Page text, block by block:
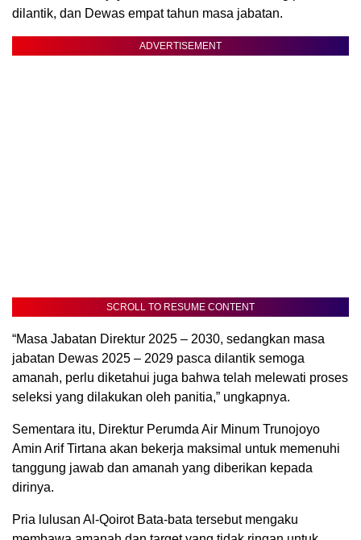
dilantik, dan Dewas empat tahun masa jabatan.
ADVERTISEMENT
SCROLL TO RESUME CONTENT
“Masa Jabatan Direktur 2025 – 2030, sedangkan masa
jabatan Dewas 2025 – 2029 pasca dilantik semoga
amanah, perlu diketahui juga bahwa telah melewati proses
seleksi yang dilakukan oleh panitia,” ungkapnya.
Sementara itu, Direktur Perumda Air Minum Trunojoyo
Amin Arif Tirtana akan bekerja maksimal untuk memenuhi
tanggung jawab dan amanah yang diberikan kepada
dirinya.
Pria lulusan Al-Qoirot Bata-bata tersebut mengaku